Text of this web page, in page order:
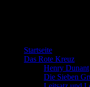
Startseite
Das Rote Kreuz
Henry Dunant
Die Sieben